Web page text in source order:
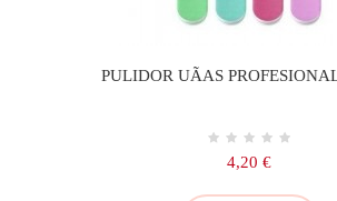
PULIDOR UÃAS
Precio
4,20 €